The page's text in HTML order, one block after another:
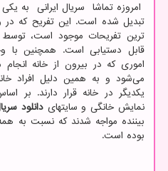
امروزه تماشا سریال ایرانی به
تبدیل شده است. این تفریح که در
ترین تفریحات موجود است،
قابل دستیابی است. همچنین با
اموری که در بیرون از خانه
می‌شود و به همین دلیل افراد
یکدیگر در خانه قرار دارند. بر
نمایش خانگی و سایت­هایدانلود
بیننده مواجه شدند که نسبت به
بوده است.